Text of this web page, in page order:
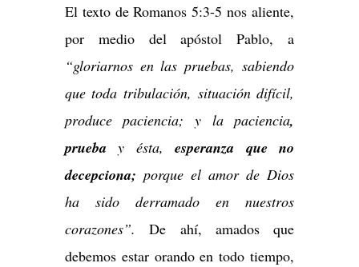
El texto de Romanos 5:3-5 nos aliente,
por medio del apóstol Pablo, a
“gloriarnos en las pruebas, sabiendo
que toda tribulación, situación difícil,
produce paciencia; y la paciencia,
prueba y ésta,esperanza que no
decepciona; porque el amor de Dios
ha sido derramado en nuestros
corazones”.De ahí, amados que
debemos estar orando en todo tiempo,